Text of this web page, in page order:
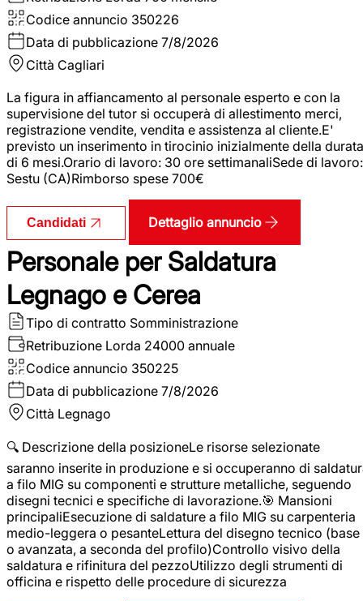
Codice annuncio 350226
Data di pubblicazione 7/8/2026
Città Cagliari
La figura in affiancamento al personale esperto e con la
supervisione del tutor si occuperà di allestimento merci,
registrazione vendite, vendita e assistenza al cliente.E'
previsto un inserimento in tirocinio inizialmente della durata
di 6 mesi.Orario di lavoro: 30 ore settimanaliSede di lavoro:
Sestu (CA)Rimborso spese 700€
Candidati Dettaglio annuncio
Personale per Saldatura
Legnago e Cerea
Tipo di contratto Somministrazione
Retribuzione Lorda 24000 annuale
Codice annuncio 350225
Data di pubblicazione 7/8/2026
Città Legnago
🔍 Descrizione della posizioneLe risorse selezionate
saranno inserite in produzione e si occuperanno di
a filo MIG su componenti e strutture metalliche, seguendo
disegni tecnici e specifiche di lavorazione.🎯 Mansioni
principaliEsecuzione di saldature a filo MIG su carpenteria
medio-leggera o pesanteLettura del disegno tecnico (base
o avanzata, a seconda del profilo)Controllo visivo della
saldatura e rifinitura del pezzoUtilizzo degli strumenti di
officina e rispetto delle procedure di sicurezza